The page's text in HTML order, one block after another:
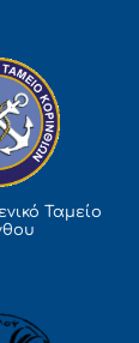
Ταμείο